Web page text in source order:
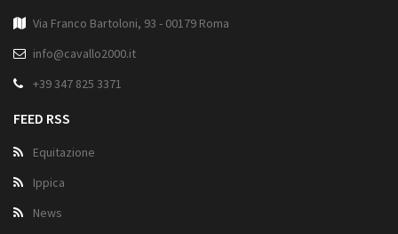
Via Franco Bartoloni, 93 - 00179 Roma
info@cavallo2000.it
+39 347 825 3371
FEED RSS
Equitazione
Ippica
News